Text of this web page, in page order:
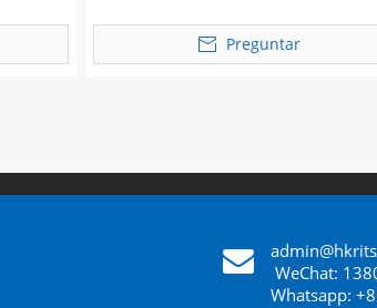
Preguntar
WeChat:
Whatsapp: